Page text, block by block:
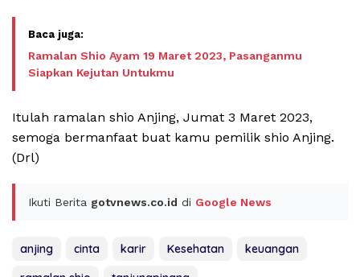
Ramalan Shio Ayam 19 Maret 2023, Pasanganmu
Siapkan Kejutan Untukmu
Itulah ramalan shio Anjing, Jumat 3 Maret 2023,
semoga bermanfaat buat kamu pemilik shio Anjing.
(Drl)
Ikuti Berita gotvnews.co.id di Google News
anjing cinta karir Kesehatan
keuangan